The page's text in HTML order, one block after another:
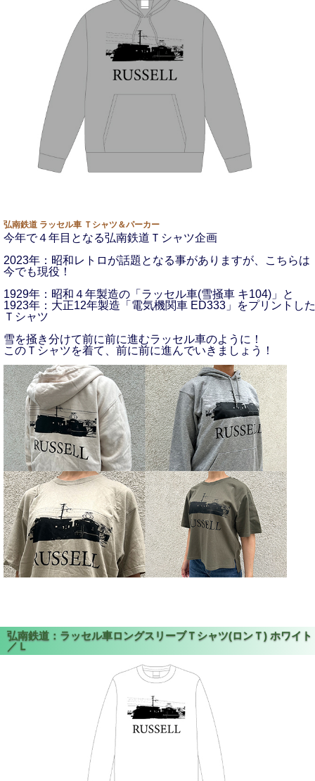
弘南鉄道 ラッセル車 Ｔシャツ＆パーカー
今年で４年目となる弘南鉄道Ｔシャツ企画
2023年：昭和レトロが話題となる事がありますが、こちらは
今でも現役！
1929年：昭和４年製造の「ラッセル車(雪掻車 キ104)」と
1923年：大正12年製造「電気機関車 ED333」をプリントした
Ｔシャツ
雪を掻き分けて前に前に進むラッセル車のように！
このＴシャツを着て、前に前に進んでいきましょう！